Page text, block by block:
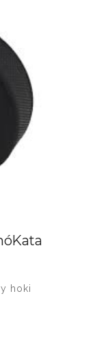
hoki